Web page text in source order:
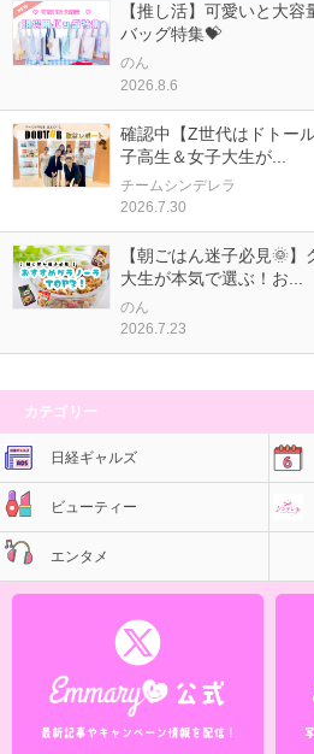
【推し活】可愛いと大
バッグ特集💝
のん
2026.8.6
確認中【Z世代はドトー
子高生＆女子大生が...
チームシンデレラ
2026.7.30
【朝ごはん迷子必見🌞
大生が本気で選ぶ！お...
のん
2026.7.23
カテゴリー
日経ギャルズ
ビューティー
エンタメ